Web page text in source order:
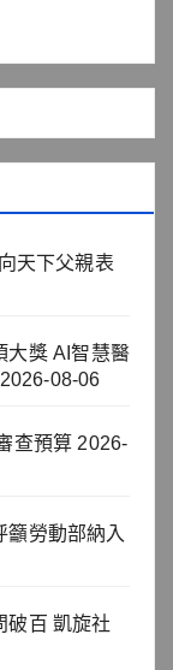
天下父親表
大獎 AI智慧醫
2026-08-06
查預算 2026-
勞動部納入
破百 凱旋社